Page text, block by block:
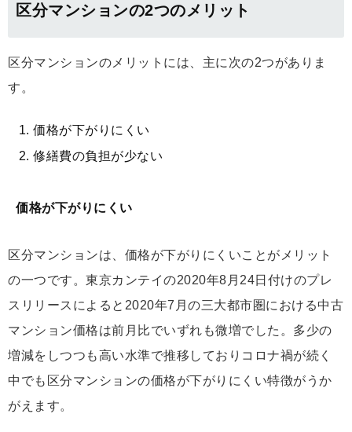
区分マンションの2つのメリット
区分マンションのメリットには、主に次の2つがありま
す。
価格が下がりにくい
修繕費の負担が少ない
価格が下がりにくい
区分マンションは、価格が下がりにくいことがメリット
の一つです。東京カンテイの2020年8月24日付けのプレ
スリリースによると2020年7月の三大都市圏における中古
マンション価格は前月比でいずれも微増でした。多少の
増減をしつつも高い水準で推移しておりコロナ禍が続く
中でも区分マンションの価格が下がりにくい特徴がうか
がえます。